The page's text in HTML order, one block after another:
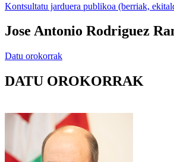
Kontsultatu jarduera publikoa (berriak,
Jose Antonio Rodriguez
Datu orokorrak
DATU OROKORRAK